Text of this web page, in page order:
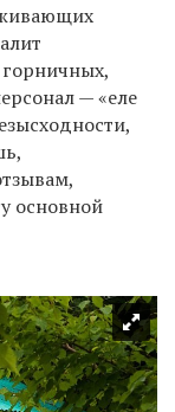
горничных,
— «еле
основной